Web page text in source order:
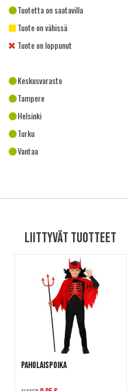
Tuotetta on saatavilla
Tuote on vähissä
Tuote on loppunut
Keskusvarasto
Tampere
Helsinki
Turku
Vantaa
Liittyvät tuotteet
Paholaispoika